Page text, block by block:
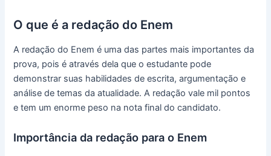
O que é a redação do Enem
A redação do Enem é uma das partes mais importantes da
prova, pois é através dela que o estudante pode
demonstrar suas habilidades de escrita, argumentação e
análise de temas da atualidade. A redação vale mil pontos
e tem um enorme peso na nota final do candidato.
Importância da redação para o Enem